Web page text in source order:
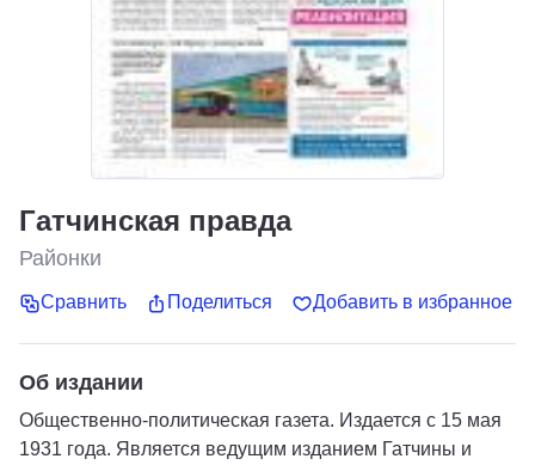
Гатчинская правда
Районки
Сравнить Поделиться Добавить в избранное
Об издании
Общественно-политическая газета. Издается с 15 мая
1931 года. Является ведущим изданием Гатчины и